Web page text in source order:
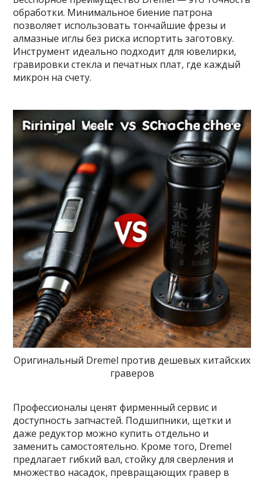
обработки. Минимальное биение патрона
позволяет использовать тончайшие фрезы и
алмазные иглы без риска испортить заготовку.
Инструмент идеально подходит для ювелирки,
гравировки стекла и печатных плат, где каждый
микрон на счету.
Оригинальный Dremel против дешевых китайских
граверов
Профессионалы ценят фирменный сервис и
доступность запчастей. Подшипники, щетки и
даже редуктор можно купить отдельно и
заменить самостоятельно. Кроме того, Dremel
предлагает гибкий вал, стойку для сверления и
множество насадок, превращающих гравер в